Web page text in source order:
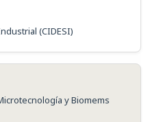
(CIDESI)
y Biomems